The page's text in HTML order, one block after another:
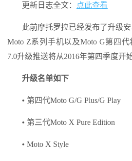
更新日志全文： 点此查看
此前摩托罗拉已经发布了升级
Moto Z系列手机以及Moto G第四
7.0升级推送将从2016年第四季度开始
升级名单如下
• 第四代Moto G/G Plus/G Play
• 第三代Moto X Pure Edition
• Moto X Style